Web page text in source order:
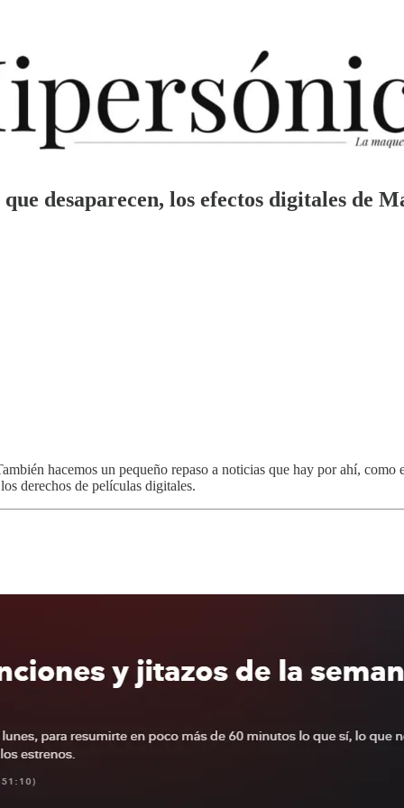
desaparecen, los efectos digitales de
hacemos un pequeño repaso a noticias que hay por ahí, como
derechos de películas digitales.